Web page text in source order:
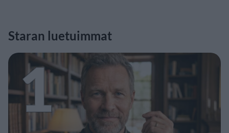
Staran luetuimmat
1